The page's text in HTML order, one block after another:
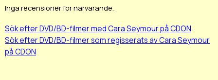
Inga recensioner för närvarande.
Sök efter DVD/BD-filmer med Cara Seymour på CDON
Sök efter DVD/BD-filmer som regisserats av Cara Seymour
på CDON